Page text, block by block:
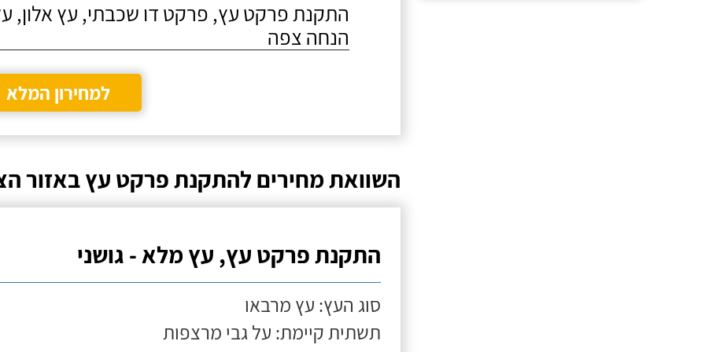
התקנת פרקט עץ, פרקט דו שכבתי, עץ אלון,
הנחה צפה
למחירון המלא
השוואת מחירים להתקנת פרקט עץ באזור
התקנת פרקט עץ, עץ מלא - גושני
סוג העץ: עץ מרבאו
תשתית קיימת: על גבי מרצפות